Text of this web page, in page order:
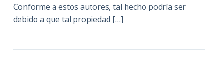
Conforme a estos autores, tal hecho podría ser
debido a que tal propiedad […]